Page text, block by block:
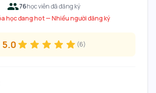
people76học viên đã đăng ký
học đang hot — Nhiều người đăng ký
5.0star star star star star (6)